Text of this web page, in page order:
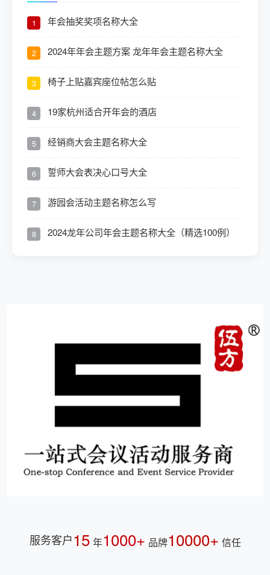
1 年会抽奖奖项名称大全
2 2024年年会主题方案 龙年年会主题名称大全
3 椅子上贴嘉宾座位帖怎么贴
4 19家杭州适合开年会的酒店
5 经销商大会主题名称大全
6 誓师大会表决心口号大全
7 游园会活动主题名称怎么写
8 2024龙年公司年会主题名称大全（精选100例）
服务客户15 年1000+ 品牌10000+ 信任